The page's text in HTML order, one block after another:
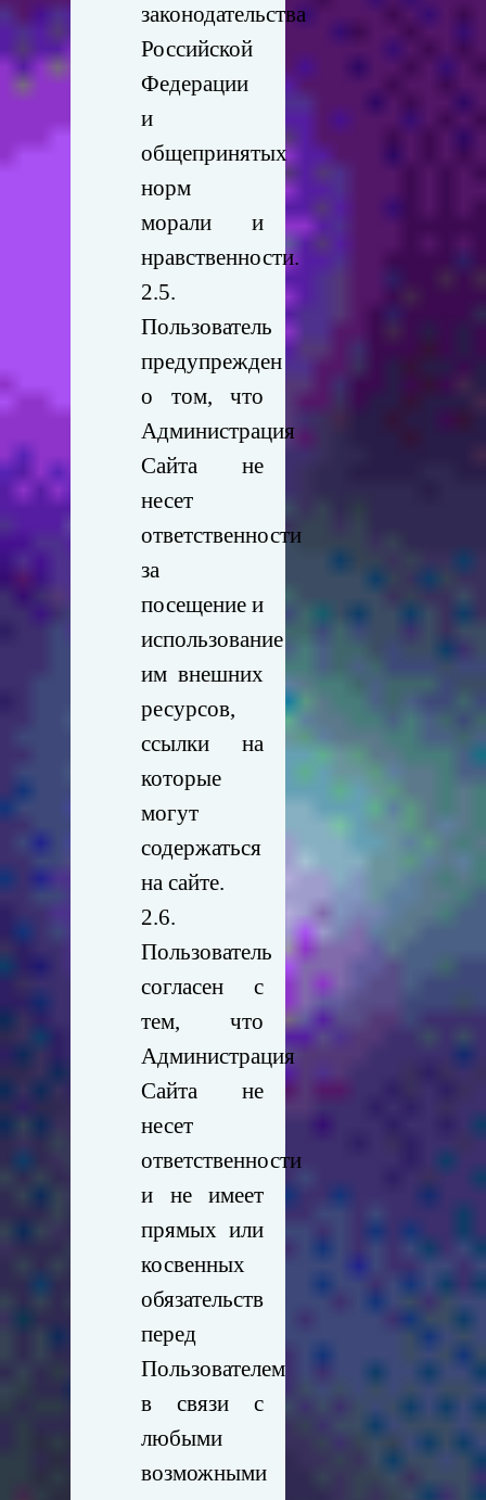
законодательства
Российской
Федерации
и
общепринятых
норм
морали и
нравственности.
2.5.
Пользователь
предупрежден
о том, что
Администрация
Сайта не
несет
ответственности
за
посещение и
использование
им внешних
ресурсов,
ссылки на
которые
могут
содержаться
на сайте.
2.6.
Пользователь
согласен с
тем, что
Администрация
Сайта не
несет
ответственности
и не имеет
прямых или
косвенных
обязательств
перед
Пользователем
в связи с
любыми
возможными